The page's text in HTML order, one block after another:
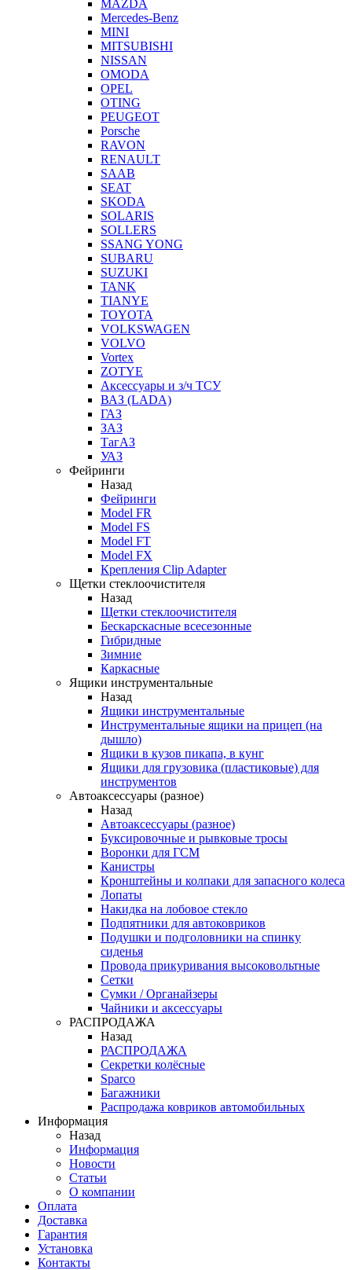
MAZDA
Mercedes-Benz
MINI
MITSUBISHI
NISSAN
OMODA
OPEL
OTING
PEUGEOT
Porsche
RAVON
RENAULT
SAAB
SEAT
SKODA
SOLARIS
SOLLERS
SSANG YONG
SUBARU
SUZUKI
TANK
TIANYE
TOYOTA
VOLKSWAGEN
VOLVO
Vortex
ZOTYE
Аксессуары и з/ч ТСУ
ВАЗ (LADA)
ГАЗ
ЗАЗ
ТагАЗ
УАЗ
Фейринги
Назад
Фейринги
Model FR
Model FS
Model FT
Model FX
Крепления Clip Adapter
Щетки стеклоочистителя
Назад
Щетки стеклоочистителя
Бескарскасные всесезонные
Гибридные
Зимние
Каркасные
Ящики инструментальные
Назад
Ящики инструментальные
Инструментальные ящики на прицеп (на
дышло)
Ящики в кузов пикапа, в кунг
Ящики для грузовика (пластиковые) для
инструментов
Автоаксессуары (разное)
Назад
Автоаксессуары (разное)
Буксировочные и рывковые тросы
Воронки для ГСМ
Канистры
Кронштейны и колпаки для запасного колеса
Лопаты
Накидка на лобовое стекло
Подпятники для автоковриков
Подушки и подголовники на спинку
сиденья
Провода прикуривания высоковольтные
Сетки
Сумки / Органайзеры
Чайники и аксессуары
РАСПРОДАЖА
Назад
РАСПРОДАЖА
Секретки колёсные
Sparco
Багажники
Распродажа ковриков автомобильных
Информация
Назад
Информация
Новости
Статьи
О компании
Оплата
Доставка
Гарантия
Установка
Контакты